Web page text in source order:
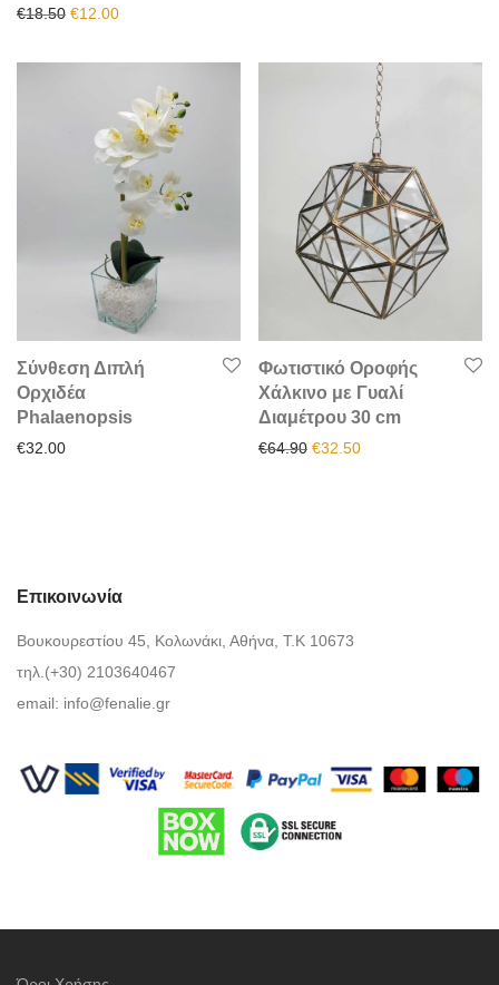
€18.50 Original price was: €18.50.
€12.00Η τρέχουσα τιμή είναι: €12.00.
Σύνθεση Διπλή
Ορχιδέα
Phalaenopsis
€32.00
Φωτιστικό Οροφής
Χάλκινο με Γυαλί
Διαμέτρου 30 cm
€64.90 Original price was: €64.90.
€32.50Η τρέχουσα τιμή
Επικοινωνία
Βουκουρεστίου 45, Κολωνάκι, Αθήνα, Τ.Κ 10673
τηλ.(+30) 2103640467
email: info@fenalie.gr